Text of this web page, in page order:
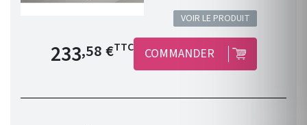
Vasque à poser. Matière :
porcelaine. Sans siphon ni
bonde de vidage. Résistante
aux produits chimiques et aux
VOIR LE PRODUIT
Prix de base
233,58 €TTC COMMANDER